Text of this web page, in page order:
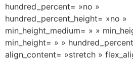
hundred_percent= »no »
hundred_percent_height= »no »
min_height_medium= » »
min_height= » »
align_content= »stretch »